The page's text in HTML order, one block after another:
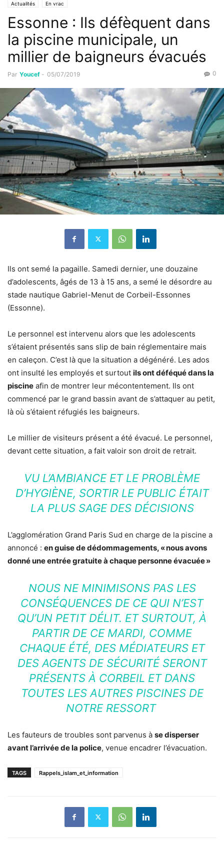
Actualités En vrac
Essonne : Ils défèquent dans
la piscine municipale, un
millier de baigneurs évacués
Par Youcef - 05/07/2019 0
Ils ont semé la pagaille. Samedi dernier, une douzaine
d’adolescents, âgés de 13 à 15 ans, a semé le désordre au
stade nautique Gabriel-Menut de Corbeil-Essonnes
(Essonne).
Le personnel est intervenu alors que les adolescents
s’étaient présentés sans slip de bain réglementaire mais
en caleçon. C’est là que la situation a dégénéré. Les ados
ont insulté les employés et surtout ils ont déféqué dans la
piscine afin de montrer leur mécontentement. Ils ont
commencé par le grand bassin avant de s’attaquer au petit,
là où s’étaient réfugiés les baigneurs.
Le millier de visiteurs présent a été évacué. Le personnel,
devant cette situation, a fait valoir son droit de retrait.
VU L’AMBIANCE ET LE PROBLÈME
D’HYGIÈNE, SORTIR LE PUBLIC ÉTAIT
LA PLUS SAGE DES DÉCISIONS
L’agglomération Grand Paris Sud en charge de la piscine a
annoncé : en guise de dédommagements, « nous avons
donné une entrée gratuite à chaque personne évacuée »
NOUS NE MINIMISONS PAS LES
CONSÉQUENCES DE CE QUI N’EST
QU’UN PETIT DÉLIT. ET SURTOUT, À
PARTIR DE CE MARDI, COMME
CHAQUE ÉTÉ, DES MÉDIATEURS ET
DES AGENTS DE SÉCURITÉ SERONT
PRÉSENTS À CORBEIL ET DANS
TOUTES LES AUTRES PISCINES DE
NOTRE RESSORT
Les fauteurs de troubles sont parvenus à se disperser
avant l’arrivée de la police, venue encadrer l’évacuation.
TAGS Rappels_islam_et_information